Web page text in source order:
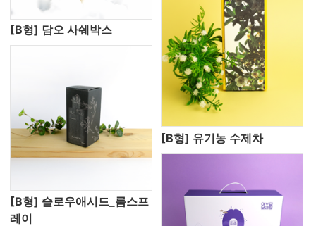
[B형] 담오 사쉐박스
[B형] 슬로우애시드_룸스프
레이
[B형] 유기농 수제차